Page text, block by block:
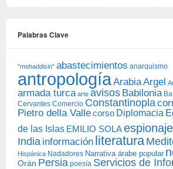
Palabras Clave
"mohaddisin" abastecimientos anarquismo
antropología ArabiaArgel
armada turca arte avisos Babilonia
Cervantes Comercio Constantinopla
Pietro della Vallecorso Diplomacia
de las Islas EMILIO SOLAespionaje
India información literatura
Hispánica Nadadores Narrativa árabe popular
Orán Persia poesía Servicios de